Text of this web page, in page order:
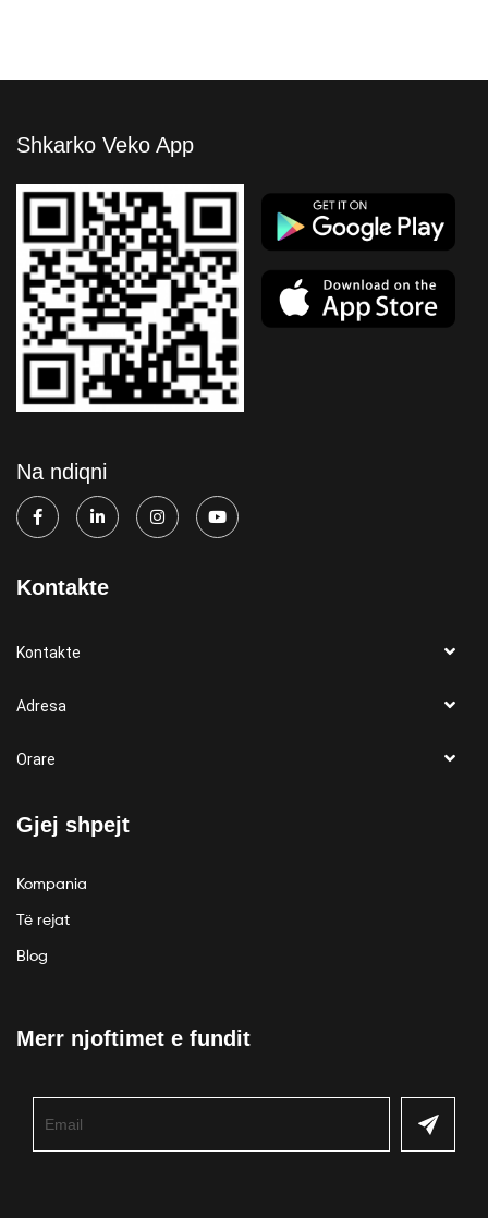
Shkarko Veko App
Na ndiqni
Kontakte
Kontakte
Adresa
Orare
Gjej shpejt
Kompania
Të rejat
Blog
Merr njoftimet e fundit